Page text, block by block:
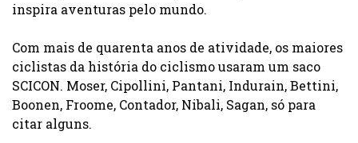
inspira aventuras pelo mundo.
Com mais de quarenta anos de atividade, os maiores
ciclistas da história do ciclismo usaram um saco
SCICON. Moser, Cipollini, Pantani, Indurain, Bettini,
Boonen, Froome, Contador, Nibali, Sagan, só para
citar alguns.